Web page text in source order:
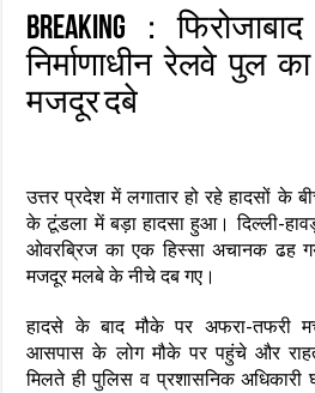
Breaking :
निर्माणाधीन रेलवे पुल
मजदूर दबे
उत्तर प्रदेश में लगातार हो रहे हादसों के
के टूंडला में बड़ा हादसा हुआ। दिल्ली-
ओवरब्रिज का एक हिस्सा अचानक ढह
मजदूर मलबे के नीचे दब गए।
हादसे के बाद मौके पर अफरा-तफरी
आसपास के लोग मौके पर पहुंचे और
मिलते ही पुलिस व प्रशासनिक